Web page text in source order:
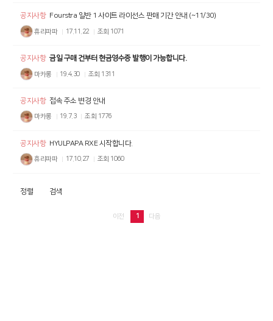
공지사항 Fourstra 일반 1 사이트 라이선스 판매 기간 안내 (~11/30)
휴리파파 17.11.22 조회 1071
공지사항 금일 구매 건부터 현금영수증 발행이 가능합니다.
마카롱 19.4.30 조회 1311
공지사항 접속 주소 변경 안내
마카롱 19.7.3 조회 1776
공지사항 HYULPAPA RXE 시작합니다.
휴리파파 17.10.27 조회 1060
정렬 검색
이전 1 다음